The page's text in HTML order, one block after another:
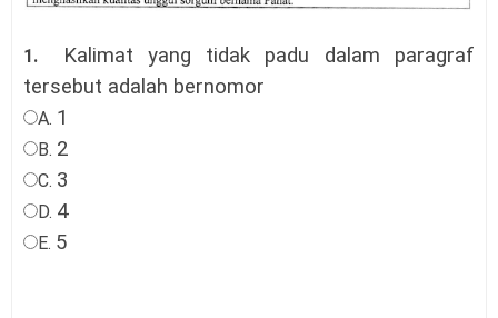
1.
Kalimat yang tidak padu dalam paragraf
tersebut adalah bernomor
A. 1
B. 2
C. 3
D. 4
E. 5